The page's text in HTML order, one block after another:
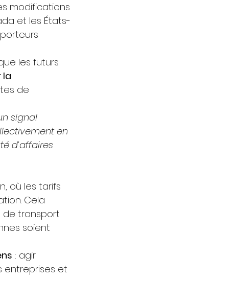
modifications
et les États-
les futurs
la
de
signal
en
d’affaires
où les tarifs
Cela
de transport
soient
: agir
entreprises et